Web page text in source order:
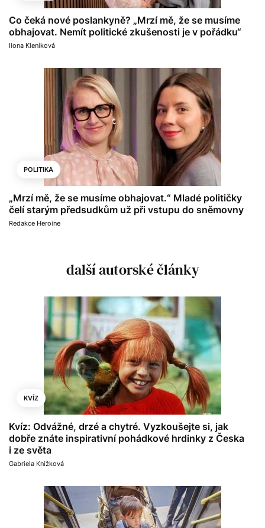
Co čeká nové poslankyně? „Mrzí mě, že se musíme
obhajovat. Nemít politické zkušenosti je v pořádku“
Ilona Kleníková
POLITIKA
„Mrzí mě, že se musíme obhajovat.“ Mladé političky
čelí starým předsudkům už při vstupu do sněmovny
Redakce Heroine
další autorské články
KVÍZ
Kvíz: Odvážné, drzé a chytré. Vyzkoušejte si, jak
dobře znáte inspirativní pohádkové hrdinky z Česka
i ze světa
Gabriela Knížková